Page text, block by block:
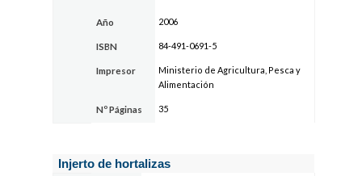
Año 2006
ISBN 84-491-0691-5
Impresor
Ministerio de Agricultura, Pesca y
Alimentación
Nº Páginas 35
Injerto de hortalizas